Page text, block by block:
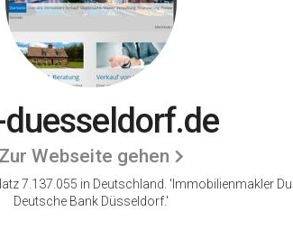
duesseldorf.de
Zur Webseite gehen
7.137.055 in Deutschland. 'Immobilienmakler
Deutsche Bank Düsseldorf.'